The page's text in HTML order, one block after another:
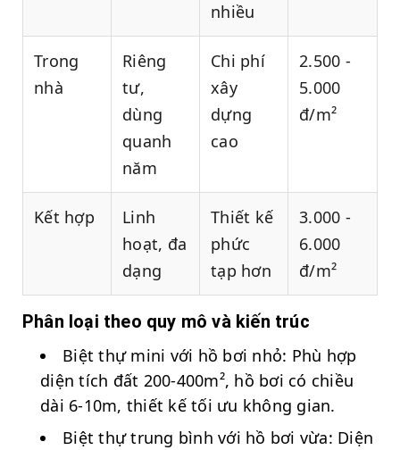
nhiều
Trong
nhà
Riêng
tư,
dùng
quanh
năm
Chi phí
xây
dựng
cao
2.500 -
5.000
đ/m²
Kết hợp
Linh
hoạt, đa
dạng
Thiết kế
phức
tạp hơn
3.000 -
6.000
đ/m²
Phân loại theo quy mô và kiến trúc
Biệt thự mini với hồ bơi nhỏ: Phù hợp
diện tích đất 200-400m², hồ bơi có chiều
dài 6-10m, thiết kế tối ưu không gian.
Biệt thự trung bình với hồ bơi vừa: Diện